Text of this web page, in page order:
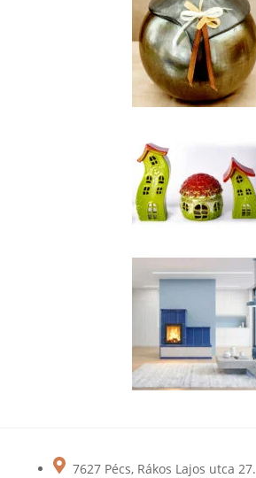
7627 Pécs, Rákos Lajos utca 27.